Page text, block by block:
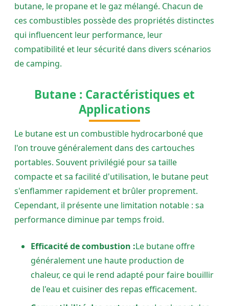
butane, le propane et le gaz mélangé. Chacun de
ces combustibles possède des propriétés distinctes
qui influencent leur performance, leur
compatibilité et leur sécurité dans divers scénarios
de camping.
Butane : Caractéristiques et
Applications
Le butane est un combustible hydrocarboné que
l'on trouve généralement dans des cartouches
portables. Souvent privilégié pour sa taille
compacte et sa facilité d'utilisation, le butane peut
s'enflammer rapidement et brûler proprement.
Cependant, il présente une limitation notable : sa
performance diminue par temps froid.
Efficacité de combustion :Le butane offre
généralement une haute production de
chaleur, ce qui le rend adapté pour faire bouillir
de l'eau et cuisiner des repas efficacement.